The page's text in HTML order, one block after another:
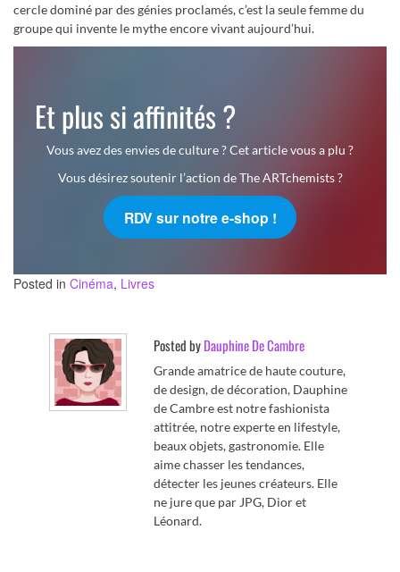
cercle dominé par des génies proclamés, c’est la seule femme du
groupe qui invente le mythe encore vivant aujourd’hui.
Et plus si affinités ?
Vous avez des envies de culture ? Cet article vous a plu ?
Vous désirez soutenir l’action de The ARTchemists ?
RDV sur notre e-shop !
Posted in Cinéma, Livres
Posted byDauphine De Cambre
Grande amatrice de haute couture,
de design, de décoration, Dauphine
de Cambre est notre fashionista
attitrée, notre experte en lifestyle,
beaux objets, gastronomie. Elle
aime chasser les tendances,
détecter les jeunes créateurs. Elle
ne jure que par JPG, Dior et
Léonard.